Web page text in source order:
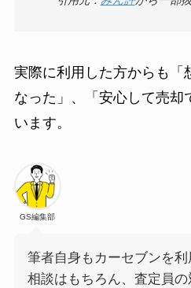
実際に利用した方からも「
なった」、「安心して売却
います。
GS編集部
筆者自身もカーセブンを
相談はもちろん、査定員